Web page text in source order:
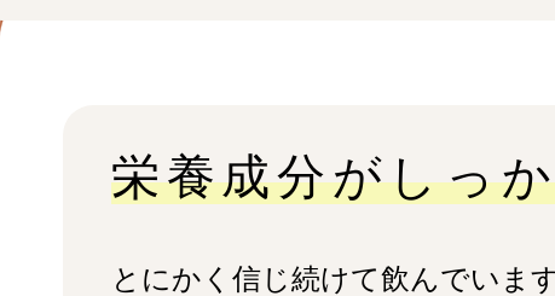
栄養成分がしっ
とにかく信じ続けて飲んでいま